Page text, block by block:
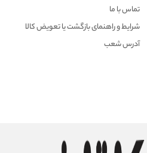
تماس با ما
شرایط و راهنمای بازگشت یا تعویض کالا
آدرس شعب